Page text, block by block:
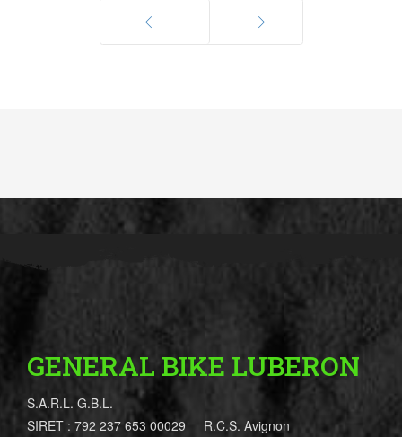
GENERAL BIKE LUBERON
S.A.R.L. G.B.L.
SIRET : 792 237 653 00029 R.C.S. Avignon